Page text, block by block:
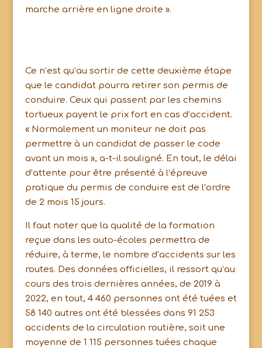
marche arrière en ligne droite ».
Ce n’est qu’au sortir de cette deuxième étape
que le candidat pourra retirer son permis de
conduire. Ceux qui passent par les chemins
tortueux payent le prix fort en cas d’accident.
« Normalement un moniteur ne doit pas
permettre à un candidat de passer le code
avant un mois », a-t-il souligné. En tout, le délai
d’attente pour être présenté à l’épreuve
pratique du permis de conduire est de l’ordre
de 2 mois 15 jours.
Il faut noter que la qualité de la formation
reçue dans les auto-écoles permettra de
réduire, à terme, le nombre d’accidents sur les
routes. Des données officielles, il ressort qu’au
cours des trois dernières années, de 2019 à
2022, en tout, 4 460 personnes ont été tuées et
58 140 autres ont été blessées dans 91 253
accidents de la circulation routière, soit une
moyenne de 1 115 personnes tuées chaque